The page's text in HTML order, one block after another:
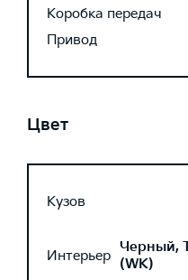
Коробка передач
Привод
Цвет
Кузов
Интерьер Черный,
(WK)